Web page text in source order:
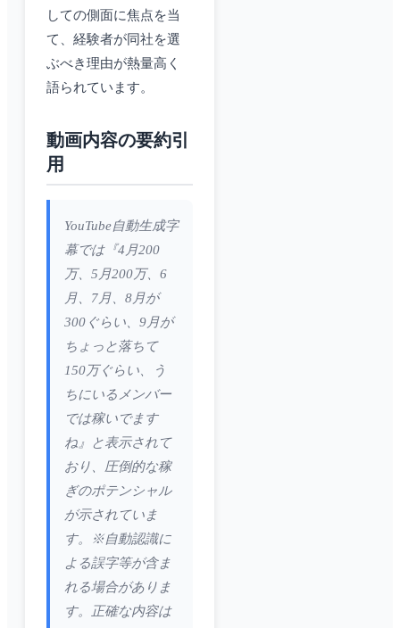
しての側面に焦点を当
て、経験者が同社を選
ぶべき理由が熱量高く
語られています。
動画内容の要約引
用
YouTube自動生成字
幕では『4月200
万、5月200万、6
月、7月、8月が
300ぐらい、9月が
ちょっと落ちて
150万ぐらい、う
ちにいるメンバー
では稼いでます
ね』と表示されて
おり、圧倒的な稼
ぎのポテンシャル
が示されていま
す。※自動認識に
よる誤字等が含ま
れる場合がありま
す。正確な内容は